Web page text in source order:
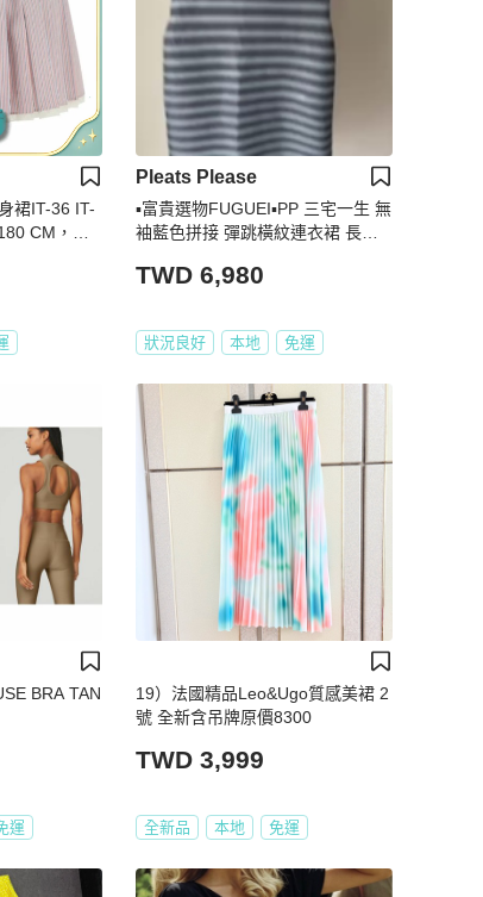
裙IT-36 IT-
CM，穿
Pleats Please
▪️富貴選物FUGUEI▪️PP 三宅一生 無
袖藍色拼接 彈跳橫紋連衣裙 長版
TWD 6,980
狀況良好 本地 免運
BRA TAN
運
19）法國精品Leo&Ugo質感美裙 2
號 全新含吊牌原價8300
TWD 3,999
全新品 本地 免運